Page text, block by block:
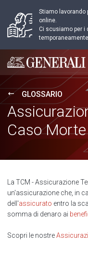
Stiamo lavorando
online.
Ci scusiamo per i
Generali logo
GLOSSARIO
Caso
La TCM - Assicurazione
un'assicurazione che, in
dell'assicurato entro la
somma di denaro ai
Scopri le nostre